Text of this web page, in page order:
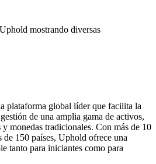
plataforma global líder que facilita la
de una amplia gama de activos,
y monedas tradicionales. Con más de 10
de 150 países, Uphold ofrece una
tanto para iniciantes como para